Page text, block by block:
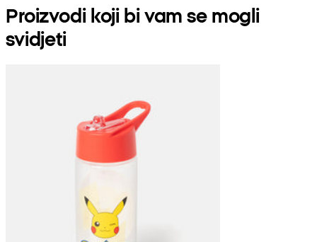
Proizvodi koji bi vam se mogli
svidjeti